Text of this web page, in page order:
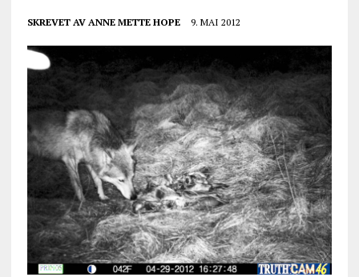
SKREVET AV ANNE METTE HOPE 9. MAI 2012